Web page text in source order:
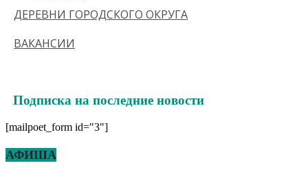
ДЕРЕВНИ ГОРОДСКОГО ОКРУГА
ВАКАНСИИ
Подписка на последние новости
[mailpoet_form id="3"]
АФИША